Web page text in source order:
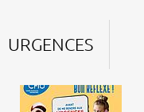
URGENCES